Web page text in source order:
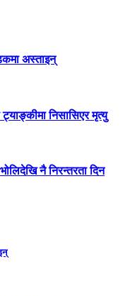
अस्ताइन्
निसासिएर मृत्यु
नै निरन्तरता दिन